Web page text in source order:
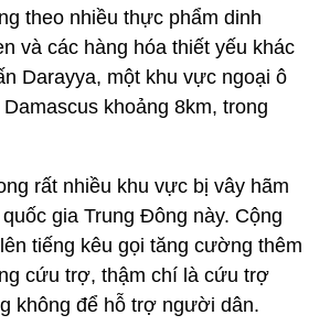
theo nhiều thực phẩm dinh
và các hàng hóa thiết yếu khác
Darayya, một khu vực ngoại ô
khoảng 8km, trong
rất nhiều khu vực bị vây hãm
gia Trung Đông này. Cộng
tiếng kêu gọi tăng cường thêm
cứu trợ, thậm chí là cứu trợ
không để hỗ trợ người dân.